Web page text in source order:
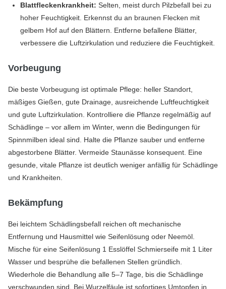
Blattfleckenkrankheit: Selten, meist durch Pilzbefall bei zu
hoher Feuchtigkeit. Erkennst du an braunen Flecken mit
gelbem Hof auf den Blättern. Entferne befallene Blätter,
verbessere die Luftzirkulation und reduziere die Feuchtigkeit.
Vorbeugung
Die beste Vorbeugung ist optimale Pflege: heller Standort,
mäßiges Gießen, gute Drainage, ausreichende Luftfeuchtigkeit
und gute Luftzirkulation. Kontrolliere die Pflanze regelmäßig auf
Schädlinge – vor allem im Winter, wenn die Bedingungen für
Spinnmilben ideal sind. Halte die Pflanze sauber und entferne
abgestorbene Blätter. Vermeide Staunässe konsequent. Eine
gesunde, vitale Pflanze ist deutlich weniger anfällig für Schädlinge
und Krankheiten.
Bekämpfung
Bei leichtem Schädlingsbefall reichen oft mechanische
Entfernung und Hausmittel wie Seifenlösung oder Neemöl.
Mische für eine Seifenlösung 1 Esslöffel Schmierseife mit 1 Liter
Wasser und besprühe die befallenen Stellen gründlich.
Wiederhole die Behandlung alle 5–7 Tage, bis die Schädlinge
verschwunden sind. Bei Wurzelfäule ist sofortiges Umtopfen in